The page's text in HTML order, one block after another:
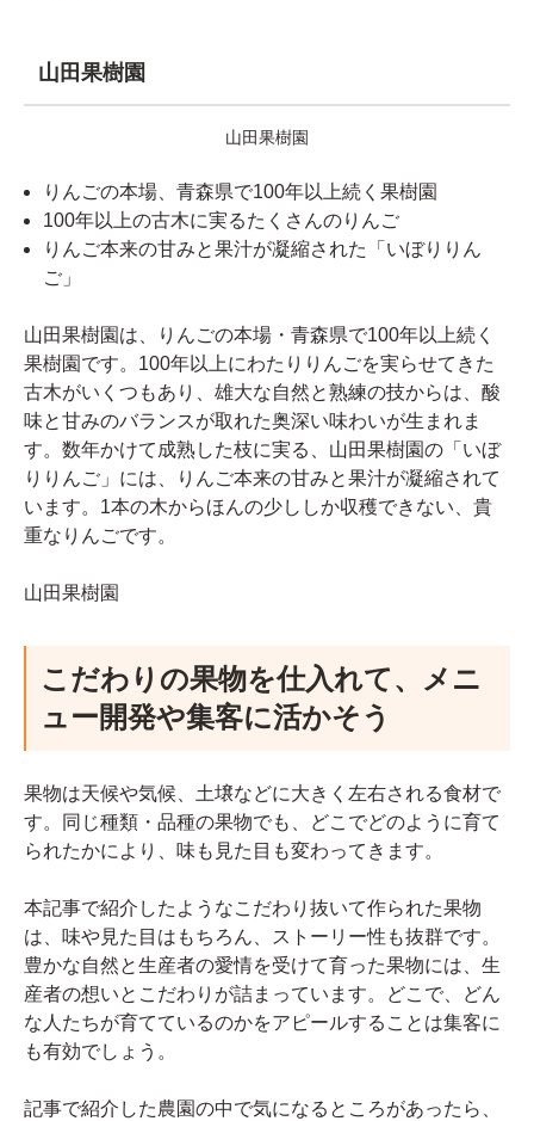
山田果樹園
山田果樹園
りんごの本場、青森県で100年以上続く果樹園
100年以上の古木に実るたくさんのりんご
りんご本来の甘みと果汁が凝縮された「いぼりりん
ご」
山田果樹園は、りんごの本場・青森県で100年以上続く
果樹園です。100年以上にわたりりんごを実らせてきた
古木がいくつもあり、雄大な自然と熟練の技からは、酸
味と甘みのバランスが取れた奥深い味わいが生まれま
す。数年かけて成熟した枝に実る、山田果樹園の「いぼ
りりんご」には、りんご本来の甘みと果汁が凝縮されて
います。1本の木からほんの少ししか収穫できない、貴
重なりんごです。
山田果樹園
こだわりの果物を仕入れて、メニ
ュー開発や集客に活かそう
果物は天候や気候、土壌などに大きく左右される食材で
す。同じ種類・品種の果物でも、どこでどのように育て
られたかにより、味も見た目も変わってきます。
本記事で紹介したようなこだわり抜いて作られた果物
は、味や見た目はもちろん、ストーリー性も抜群です。
豊かな自然と生産者の愛情を受けて育った果物には、生
産者の想いとこだわりが詰まっています。どこで、どん
な人たちが育てているのかをアピールすることは集客に
も有効でしょう。
記事で紹介した農園の中で気になるところがあったら、